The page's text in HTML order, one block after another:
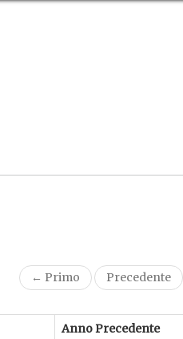
← Primo Precedente
Anno Precedente